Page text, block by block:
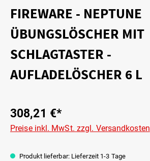
FIREWARE - NEPTUNE
ÜBUNGSLÖSCHER MIT
SCHLAGTASTER -
AUFLADELÖSCHER 6 L
308,21 €*
Preise inkl. MwSt. zzgl. Versandkosten
Produkt lieferbar: Lieferzeit 1-3 Tage